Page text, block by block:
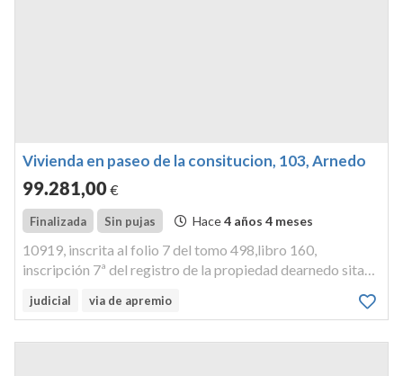
Vivienda en paseo de la consitucion, 103, Arnedo
99.281,00€
Finalizada Sin pujas Hace4 años 4 meses
10919, inscrita al folio 7 del tomo 498,libro 160,
inscripción 7ª del registro de la propiedad dearnedo sita
arnedo.
judicial via de apremio